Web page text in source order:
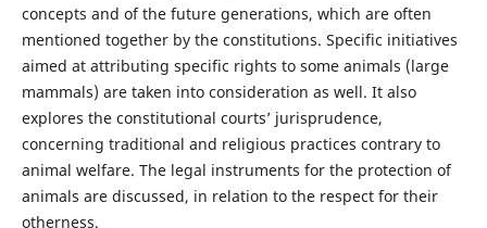
concepts and of the future generations, which are often
mentioned together by the constitutions. Specific initiatives
aimed at attributing specific rights to some animals (large
mammals) are taken into consideration as well. It also
explores the constitutional courts’ jurisprudence,
concerning traditional and religious practices contrary to
animal welfare. The legal instruments for the protection of
animals are discussed, in relation to the respect for their
otherness.